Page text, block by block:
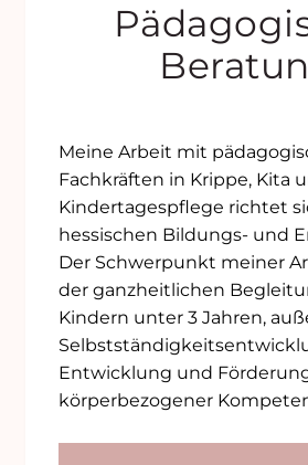
Meine Arbeit mit
Fachkräften in Krippe, Kita
Kindertagespflege richtet
hessischen Bildungs- und
Der Schwerpunkt meiner
der ganzheitlichen
Kindern unter 3 Jahren,
Entwicklung und
körperbezogener